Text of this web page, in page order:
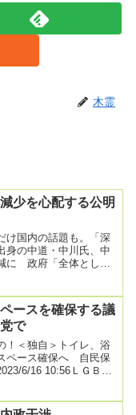
木霊
少を心配する公明
け国内の話題も。「深
身の中道・中川氏、中
に 政府「全体として
ースを確保する議
で
！＜独自＞トイレ、浴
ペース確保へ 自民保
6/16 10:56ＬＧＢＴ